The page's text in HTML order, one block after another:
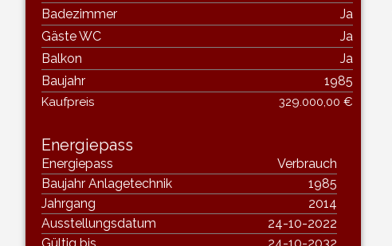
Badezimmer
Ja
Gäste WC
Ja
Balkon
Ja
Baujahr
1985
Kaufpreis 329.000,00 €
Energiepass
Energiepass
Verbrauch
Baujahr Anlagetechnik
1985
Jahrgang
2014
Ausstellungsdatum
24-10-2022